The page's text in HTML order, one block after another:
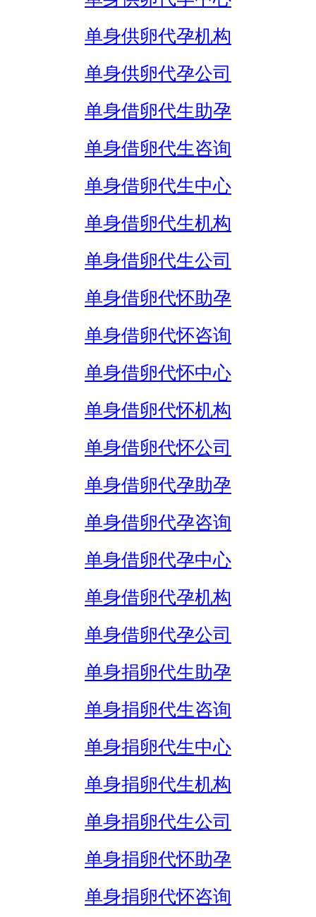
单身供卵代孕机构
单身供卵代孕公司
单身借卵代生助孕
单身借卵代生咨询
单身借卵代生中心
单身借卵代生机构
单身借卵代生公司
单身借卵代怀助孕
单身借卵代怀咨询
单身借卵代怀中心
单身借卵代怀机构
单身借卵代怀公司
单身借卵代孕助孕
单身借卵代孕咨询
单身借卵代孕中心
单身借卵代孕机构
单身借卵代孕公司
单身捐卵代生助孕
单身捐卵代生咨询
单身捐卵代生中心
单身捐卵代生机构
单身捐卵代生公司
单身捐卵代怀助孕
单身捐卵代怀咨询